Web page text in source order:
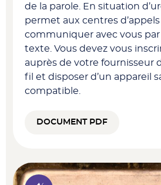
de la parole. En situation
permet aux centres d’appels
communiquer avec vous
texte. Vous devez vous
auprès de votre fournisseur
fil et disposer d’un appareil
compatible.
DOCUMENT PDF